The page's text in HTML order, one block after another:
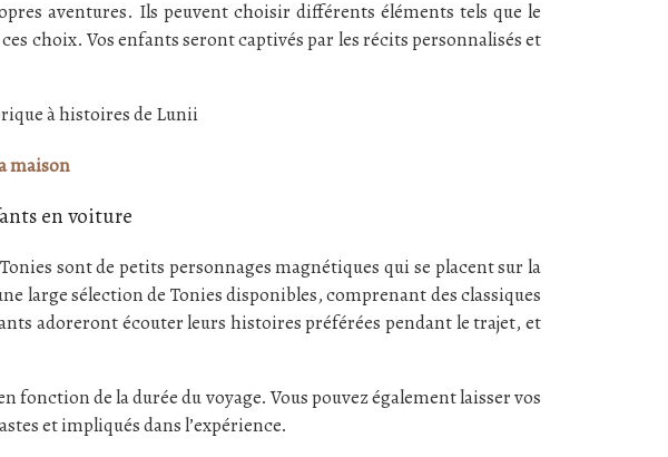
aventures. Ils peuvent choisir différents éléments tels que le
choix. Vos enfants seront captivés par les récits personnalisés et
maison
en voiture
sont de petits personnages magnétiques qui se placent sur la
large sélection de Tonies disponibles, comprenant des classiques
adoreront écouter leurs histoires préférées pendant le trajet, et
fonction de la durée du voyage. Vous pouvez également laisser vos
et impliqués dans l’expérience.